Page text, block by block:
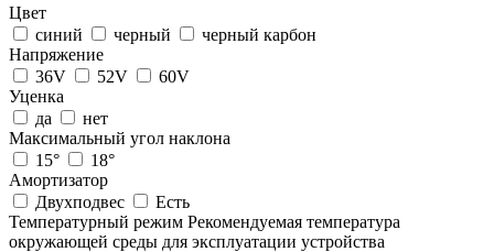
Цвет
синий
черный
черный карбон
Напряжение
36V
52V
60V
Уценка
да
нет
Максимальный угол наклона
15°
18°
Амортизатор
Двухподвес
Есть
Температурный режим Рекомендуемая температура
окружающей среды для эксплуатации устройства